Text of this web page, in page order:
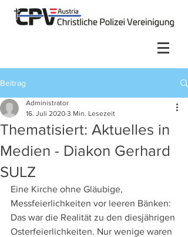
Beitrag
Thematisiert: Aktuelles in
Medien - Diakon Gerhard
SULZ
Administrator
16. Juli 2020 3 Min. Lesezeit
Eine Kirche ohne Gläubige,
Messfeierlichkeiten vor leeren Bänken:
Das war die Realität zu den diesjährigen
Osterfeierlichkeiten. Nur wenige waren